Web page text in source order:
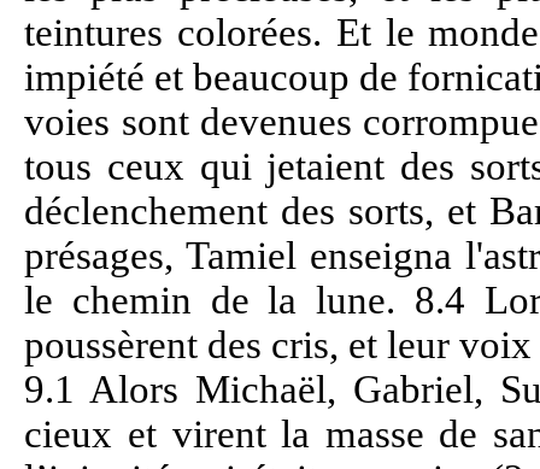
teintures colorées. Et le
impiété et beaucoup de
voies sont devenues
tous ceux qui jetaient des
déclenchement des sorts, et
présages, Tamiel enseigna
le chemin de la lune. 8.4
poussèrent des cris, et leur
9.1 Alors Michaël, Gabriel,
cieux et virent la masse de